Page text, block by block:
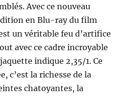
Avec ce nouveau
en Blu-ray du film
un véritable feu d’artifice
avec ce cadre incroyable
indique 2,35/1. Ce
c’est la richesse de la
chatoyantes, la